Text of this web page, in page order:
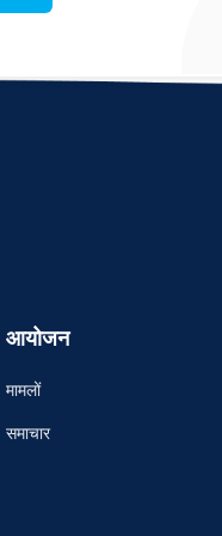
आयोजन
मामलों
समाचार